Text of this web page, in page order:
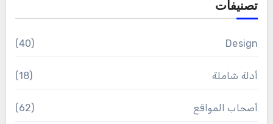
تصنيفات
Design
(40)
أدلة شاملة (18)
أصحاب المواقع (62)